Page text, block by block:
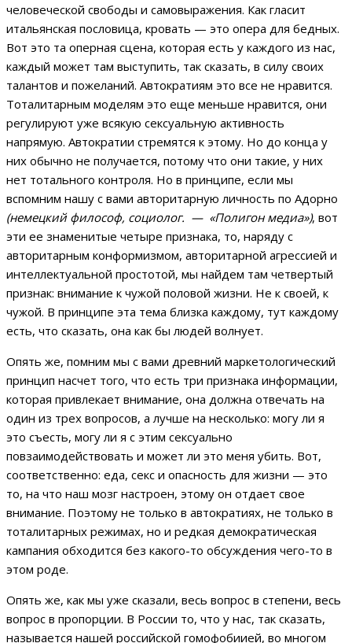
человеческой свободы и самовыражения. Как гласит
итальянская пословица, кровать — это опера для бедных.
Вот это та оперная сцена, которая есть у каждого из нас,
каждый может там выступить, так сказать, в силу своих
талантов и пожеланий. Автократиям это все не нравится.
Тоталитарным моделям это еще меньше нравится, они
регулируют уже всякую сексуальную активность
напрямую. Автократии стремятся к этому. Но до конца у
них обычно не получается, потому что они такие, у них
нет тотального контроля. Но в принципе, если мы
вспомним нашу с вами авторитарную личность по Адорно
(немецкий философ, социолог. — «Полигон медиа»), вот
эти ее знаменитые четыре признака, то, наряду с
авторитарным конформизмом, авторитарной агрессией и
интеллектуальной простотой, мы найдем там четвертый
признак: внимание к чужой половой жизни. Не к своей, к
чужой. В принципе эта тема близка каждому, тут каждому
есть, что сказать, она как бы людей волнует.
Опять же, помним мы с вами древний маркетологический
принцип насчет того, что есть три признака информации,
которая привлекает внимание, она должна отвечать на
один из трех вопросов, а лучше на несколько: могу ли я
это съесть, могу ли я с этим сексуально
повзаимодействовать и может ли это меня убить. Вот,
соответственно: еда, секс и опасность для жизни — это
то, на что наш мозг настроен, этому он отдает свое
внимание. Поэтому не только в автократиях, не только в
тоталитарных режимах, но и редкая демократическая
кампания обходится без какого-то обсуждения чего-то в
этом роде.
Опять же, как мы уже сказали, весь вопрос в степени, весь
вопрос в пропорции. В России то, что у нас, так сказать,
называется нашей российской гомофобиией, во многом